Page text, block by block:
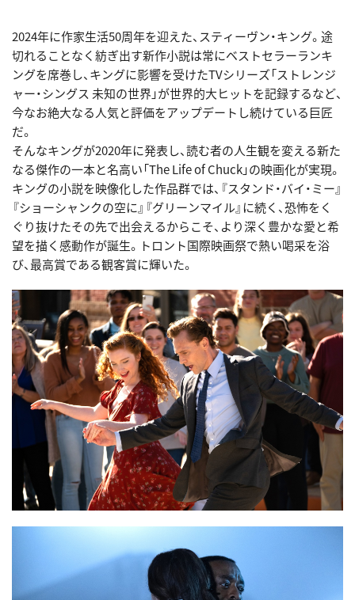
2024年に作家生活50周年を迎えた、スティーヴン・キング。途
切れることなく紡ぎ出す新作小説は常にベストセラーランキ
ングを席巻し、キングに影響を受けたTVシリーズ「ストレンジ
ャー・シングス 未知の世界」が世界的大ヒットを記録するなど、
今なお絶大なる人気と評価をアップデートし続けている巨匠
だ。
そんなキングが2020年に発表し、読む者の人生観を変える新た
なる傑作の一本と名高い「The Life of Chuck」の映画化が実現。
キングの小説を映像化した作品群では、『スタンド・バイ・ミー』
『ショーシャンクの空に』『グリーンマイル』に続く、恐怖をく
ぐり抜けたその先で出会えるからこそ、より深く豊かな愛と希
望を描く感動作が誕生。トロント国際映画祭で熱い喝采を浴
び、最高賞である観客賞に輝いた。